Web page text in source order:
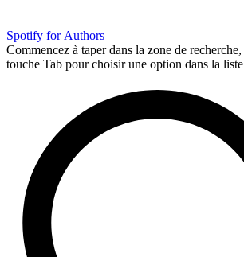
Spotify for Authors
Commencez à taper dans la zone de
touche Tab pour choisir une option dans la